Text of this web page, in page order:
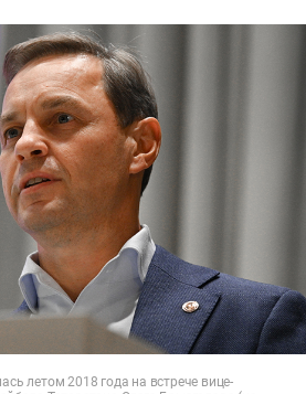
летом 2018 года на встрече вице-